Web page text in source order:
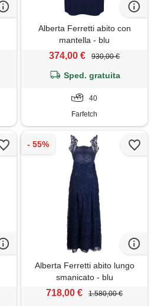
Alberta Ferretti abito con
mantella - blu
374,00 € 930,00 €
Sped. gratuita
40
Farfetch
Alberta Ferretti abito lungo
smanicato - blu
718,00 € 1.580,00 €